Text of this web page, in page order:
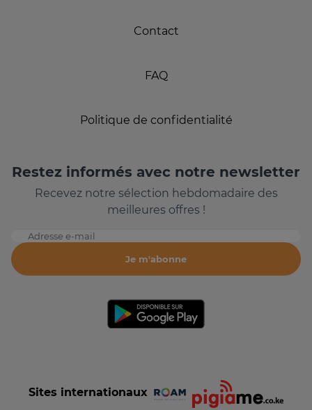
Contact
FAQ
Politique de confidentialité
Restez informés avec notre newsletter
Recevez notre sélection hebdomadaire des
meilleures offres !
Adresse e-mail
Je m'abonne
Sites internationaux